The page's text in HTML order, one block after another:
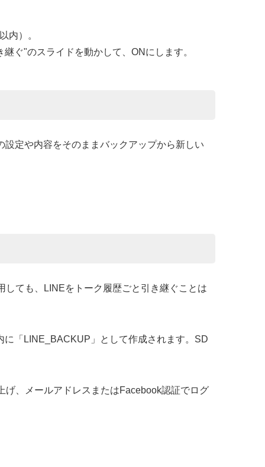
内）。
ぐ"のスライドを動かして、ONにします。
定や内容をそのままバックアップから新しい
ても、LINEをトーク履歴ごと引き継ぐことは
「LINE_BACKUP」として作成されます。SD
、メールアドレスまたはFacebook認証でログ